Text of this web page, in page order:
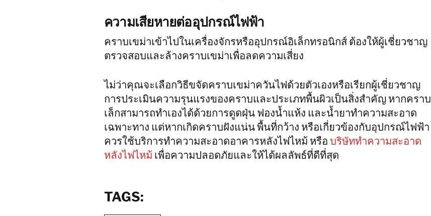
ความเสียหายต่ออุปกรณ์ไฟฟ้า
คราบเขม่าเข้าไปในเครื่องจักรหรืออุปกรณ์อิเล็กทรอนิกส์ ต้องให้ผู้เชี่ยวชาญ
ตรวจสอบและล้างคราบเขม่าเพื่อลดความเสี่ยง
ไม่ว่าคุณจะเลือกวิธีขจัดคราบเขม่าควันไฟด้วยตัวเองหรือเรียกผู้เชี่ยวชาญ
การประเมินความรุนแรงของคราบและประเภทพื้นผิวเป็นสิ่งสำคัญ หากคราบ
เล็กสามารถทำเองได้ด้วยการดูดฝุ่น ฟองน้ำแห้ง และน้ำยาทำความสะอาด
เฉพาะทาง แต่หากเกิดคราบฝังแน่น พื้นที่กว้าง หรือเกี่ยวข้องกับอุปกรณ์ไฟฟ้า
ควรใช้บริการทําความสะอาดอาคารหลังไฟไหม้ หรือ บริษัททําความสะอาด
หลังไฟไหม้ เพื่อความปลอดภัยและให้ได้ผลลัพธ์ที่ดีที่สุด
TAGS: